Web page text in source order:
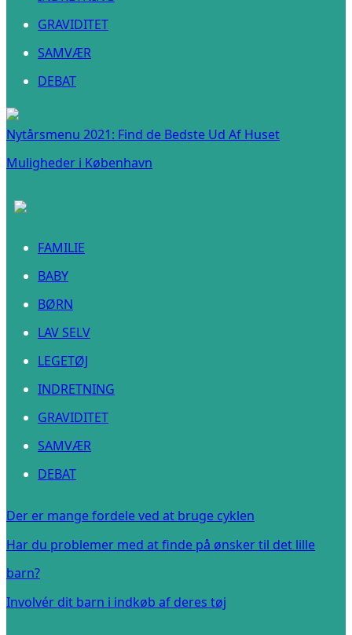
GRAVIDITET
SAMVÆR
DEBAT
Nytårsmenu 2021: Find de Bedste Ud Af Huset
Muligheder i København
FAMILIE
BABY
BØRN
LAV SELV
LEGETØJ
INDRETNING
GRAVIDITET
SAMVÆR
DEBAT
Der er mange fordele ved at bruge cyklen
Har du problemer med at finde på ønsker til det lille
barn?
Involvér dit barn i indkøb af deres tøj